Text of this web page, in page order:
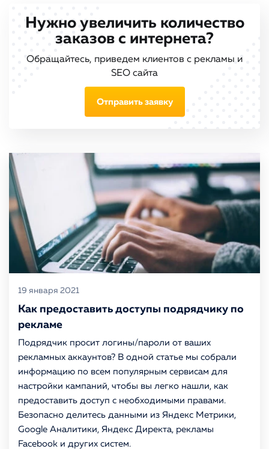
Нужно увеличить количество
заказов с интернета?
Обращайтесь, приведем клиентов с рекламы и
SEO сайта
Отправить заявку
19 января 2021
Как предоставить доступы подрядчику по
рекламе
Подрядчик просит логины/пароли от ваших
рекламных аккаунтов? В одной статье мы собрали
информацию по всем популярным сервисам для
настройки кампаний, чтобы вы легко нашли, как
предоставить доступ с необходимыми правами.
Безопасно делитесь данными из Яндекс Метрики,
Google Аналитики, Яндекс Директа, рекламы
Facebook и других систем.